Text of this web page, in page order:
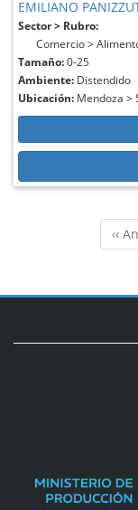
EMILIANO
Sector > Rubro:
Comercio >
Tamaño:0-25
Ambiente: Distendido
Ubicación: Mendoza >
‹‹